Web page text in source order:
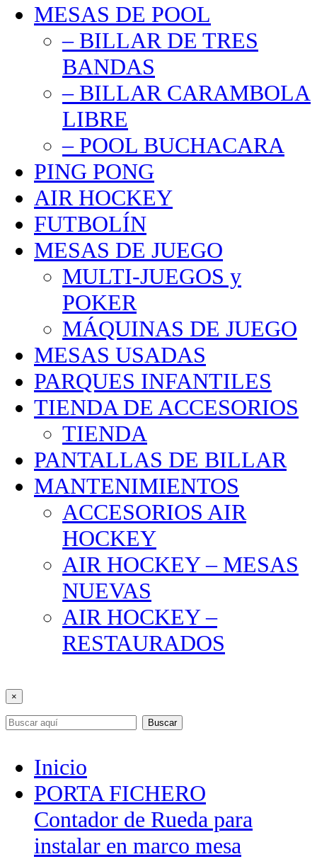
MESAS DE POOL
– BILLAR DE TRES
BANDAS
– BILLAR CARAMBOLA
LIBRE
– POOL BUCHACARA
PING PONG
AIR HOCKEY
FUTBOLÍN
MESAS DE JUEGO
MULTI-JUEGOS y
POKER
MÁQUINAS DE JUEGO
MESAS USADAS
PARQUES INFANTILES
TIENDA DE ACCESORIOS
TIENDA
PANTALLAS DE BILLAR
MANTENIMIENTOS
ACCESORIOS AIR
HOCKEY
AIR HOCKEY – MESAS
NUEVAS
AIR HOCKEY –
RESTAURADOS
×
Buscar
Inicio
PORTA FICHERO
Contador de Rueda para
instalar en marco mesa